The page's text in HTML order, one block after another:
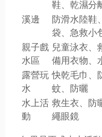
鞋、乾濕分
溪邊
防滑水陸鞋
袋、急救小
親子戲
水區
兒童泳衣、
備用衣物、
露營玩
水
快乾毛巾、
蚊、防曬
水上活
動
救生衣、防
繩眼鏡